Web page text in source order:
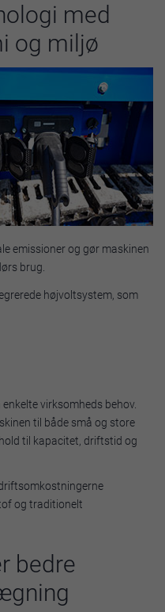
med
og miljø
emissioner og gør maskinen
brug.
højvoltsystem, som
virksomheds behov.
til både små og store
til kapacitet, driftstid og
og traditionelt
bedre